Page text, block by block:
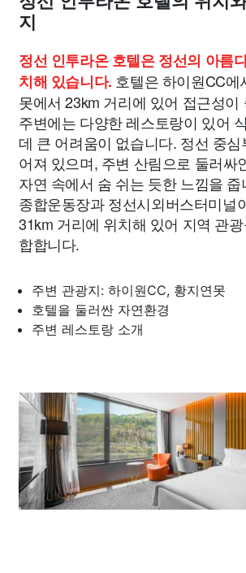
지
정선 인투라온 호텔은 정선의 아름
치해 있습니다. 호텔은 하이원CC에
못에서 23km 거리에 있어 접근성이
주변에는 다양한 레스토랑이 있어
데 큰 어려움이 없습니다. 정선 중심
어져 있으며, 주변 산림으로 둘러싸
자연 속에서 숨 쉬는 듯한 느낌을
종합운동장과 정선시외버스터미널
31km 거리에 위치해 있어 지역 관
합합니다.
주변 관광지: 하이원CC, 황지연못
호텔을 둘러싼 자연환경
주변 레스토랑 소개